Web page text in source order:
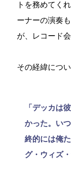
トを務めてく
ーナーの演奏
が、レコード
その経緯につ
「デッカは
かった。い
終的には俺
グ・ウィズ